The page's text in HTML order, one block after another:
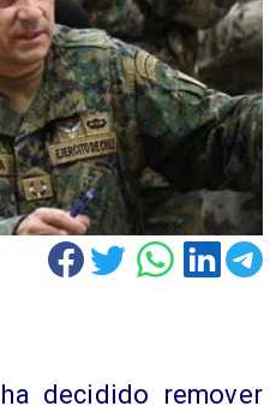
ha decidido remover